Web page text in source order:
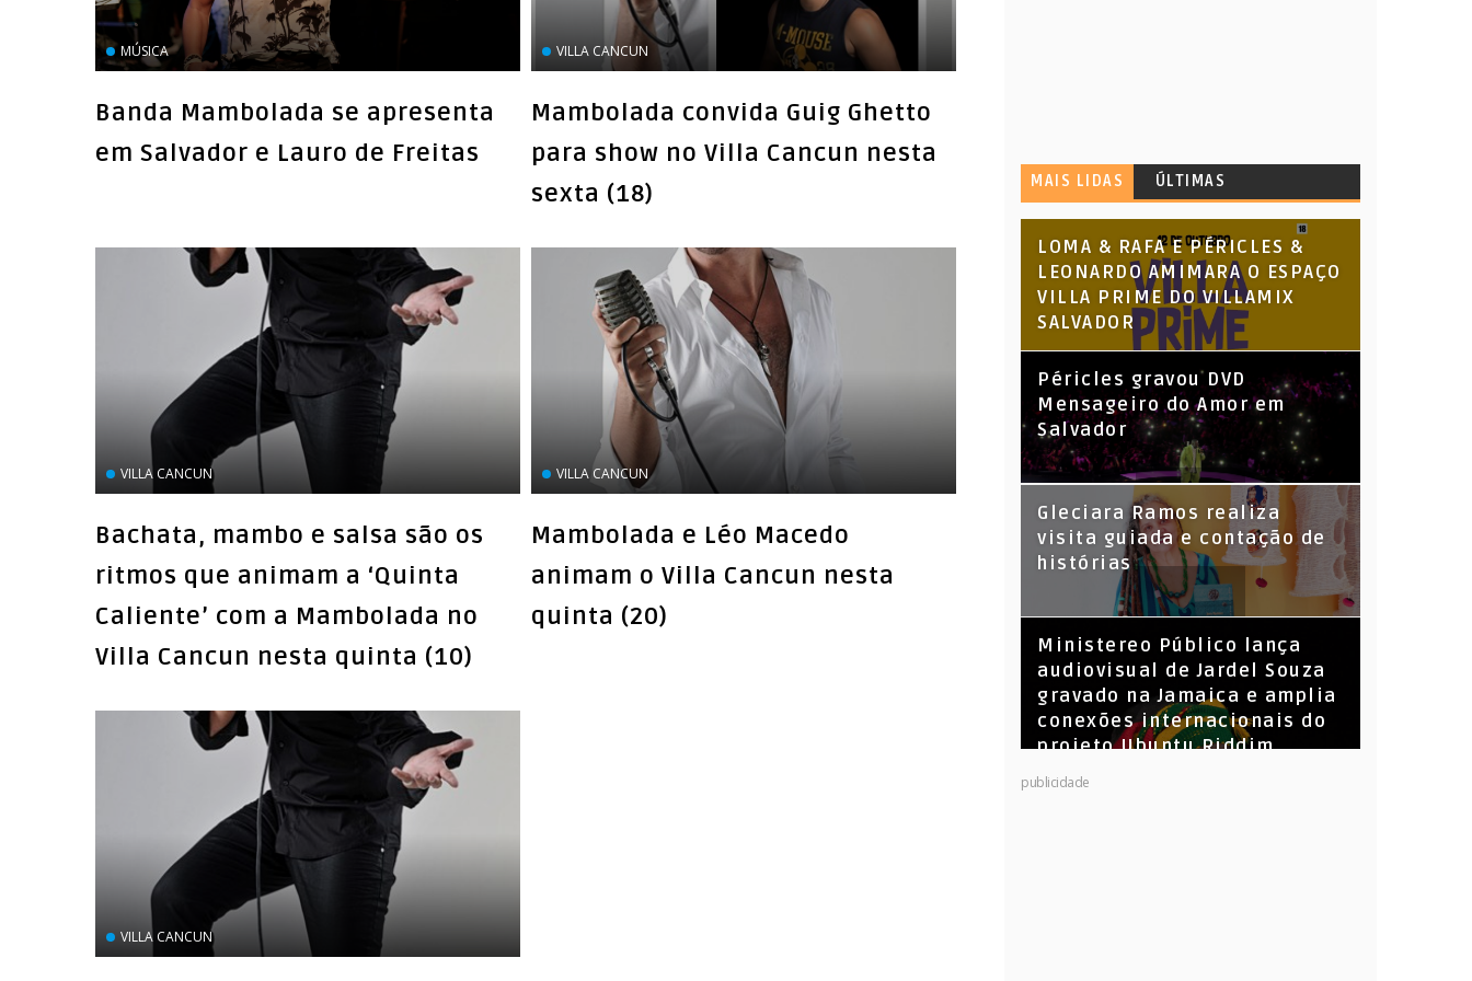
MÚSICA
Banda Mambolada se apresenta
em Salvador e Lauro de Freitas
VILLA CANCUN
Mambolada convida Guig Ghetto
para show no Villa Cancun nesta
VILLA CANCUN
Bachata, mambo e salsa são os
ritmos que animam a ‘Quinta
Caliente’ com a Mambolada no
Villa Cancun nesta quinta (10)
VILLA CANCUN
Mambolada e Léo Macedo
animam o Villa Cancun nesta
MAIS LIDAS ÚLTIMAS
LOMA & RAFA E PÉRICLES &
LEONARDO AMIMARA O ESPAÇO
VILLA PRIME DO VILLAMIX
SALVADOR
Péricles gravou DVD
Mensageiro do Amor em
Salvador
KL Jay (Racionais MC’s), DJ
Raíz e DJ Leandro Vitrola na
BIGSHAKE 14
Gleciara Ramos realiza
visita guiada e contação de
histórias
​Ministereo Público lança
audiovisual de Jardel Souza
gravado na Jamaica e amplia
conexões internacionais do
projeto Ubuntu Riddim
publicidade